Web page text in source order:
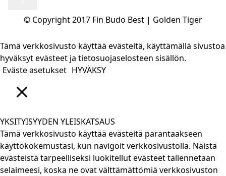
© Copyright 2017 Fin Budo Best | Golden Tiger
Tämä verkkosivusto käyttää evästeitä, käyttämällä sivustoa
hyväksyt evästeet ja tietosuojaselosteen sisällön.
Eväste asetukset HYVÄKSY
YKSITYISYYDEN YLEISKATSAUS
Tämä verkkosivusto käyttää evästeitä parantaakseen
käyttökokemustasi, kun navigoit verkkosivustolla. Näistä
evästeistä tarpeelliseksi luokitellut evästeet tallennetaan
selaimeesi, koska ne ovat välttämättömiä verkkosivuston